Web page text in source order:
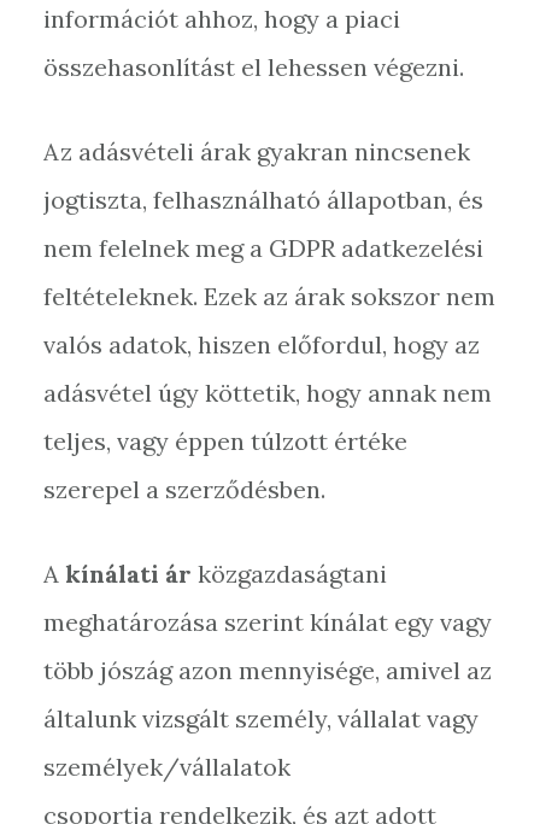
információt ahhoz, hogy a piaci
összehasonlítást el lehessen végezni.
Az adásvételi árak gyakran nincsenek
jogtiszta, felhasználható állapotban, és
nem felelnek meg a GDPR adatkezelési
feltételeknek. Ezek az árak sokszor nem
valós adatok, hiszen előfordul, hogy az
adásvétel úgy köttetik, hogy annak nem
teljes, vagy éppen túlzott értéke
szerepel a szerződésben.
A kínálati ár közgazdaságtani
meghatározása szerint kínálat egy vagy
több jószág azon mennyisége, amivel az
általunk vizsgált személy, vállalat vagy
személyek/vállalatok
csoportja rendelkezik, és azt adott